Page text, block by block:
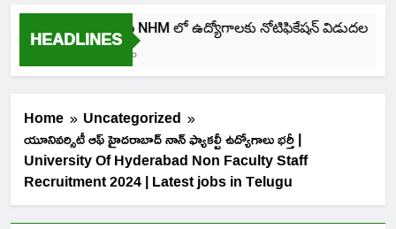
HEADLINES
తెలంగాణ NHM లో ఉద్యోగాలకు నోటిఫికేషన్ విడుదల
Home
Uncategorized
యూనివర్సిటీ ఆఫ్ హైదరాబాద్ నాన్ ఫ్యాకల్టీ ఉద్యోగాలు భర్తీ |
University Of Hyderabad Non Faculty Staff
Recruitment 2024 | Latest jobs in Telugu